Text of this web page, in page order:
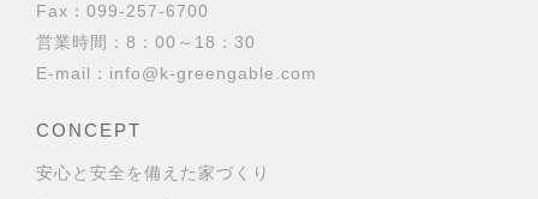
Fax：099-257-6700
営業時間：8：00～18：30
E-mail： info@k-greengable.com
CONCEPT
安心と安全を備えた家づくり